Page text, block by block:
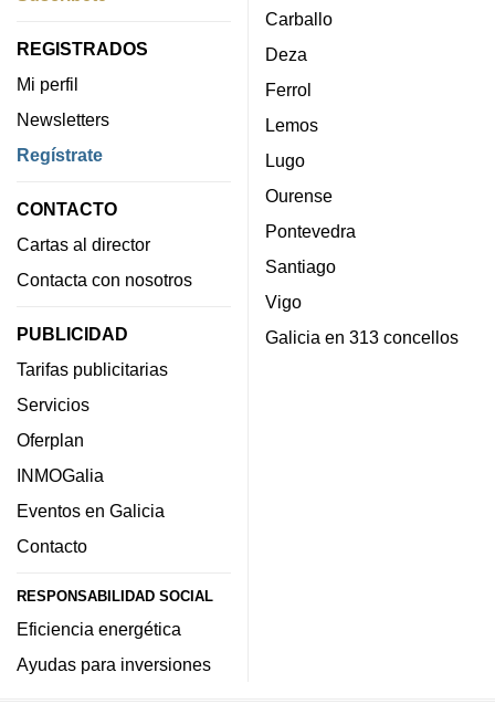
REGISTRADOS
Mi perfil
Newsletters
Regístrate
CONTACTO
Cartas al director
Contacta con nosotros
PUBLICIDAD
Tarifas publicitarias
Servicios
Oferplan
INMOGalia
Eventos en Galicia
Contacto
RESPONSABILIDAD SOCIAL
Eficiencia energética
Ayudas para inversiones
Carballo
Deza
Ferrol
Lemos
Lugo
Ourense
Pontevedra
Santiago
Vigo
Galicia en 313 concellos